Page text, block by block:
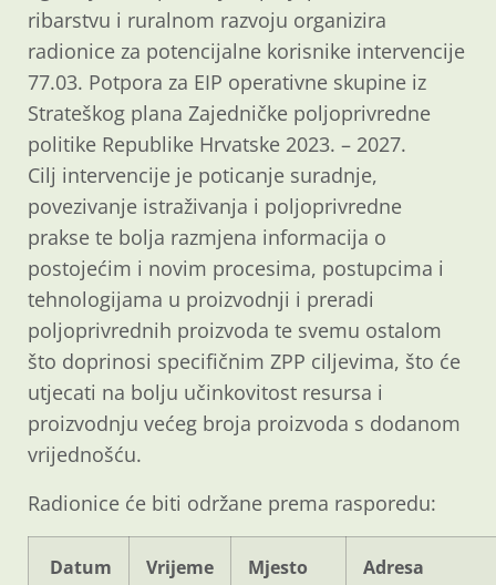
ribarstvu i ruralnom razvoju organizira
radionice za potencijalne korisnike intervencije
77.03. Potpora za EIP operativne skupine iz
Strateškog plana Zajedničke poljoprivredne
politike Republike Hrvatske 2023. – 2027.
Cilj intervencije je poticanje suradnje,
povezivanje istraživanja i poljoprivredne
prakse te bolja razmjena informacija o
postojećim i novim procesima, postupcima i
tehnologijama u proizvodnji i preradi
poljoprivrednih proizvoda te svemu ostalom
što doprinosi specifičnim ZPP ciljevima, što će
utjecati na bolju učinkovitost resursa i
proizvodnju većeg broja proizvoda s dodanom
vrijednošću.
Radionice će biti održane prema rasporedu:
Datum Vrijeme Mjesto Adresa